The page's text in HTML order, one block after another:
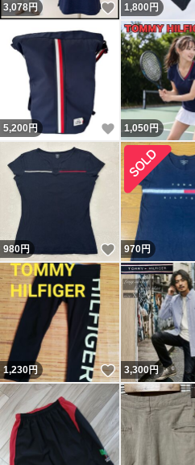
3,078円 いいね！
1,800 円
5,200 円 いいね！
1,050円
980円 いいね！
970円
1,230円 いいね！
3,300円